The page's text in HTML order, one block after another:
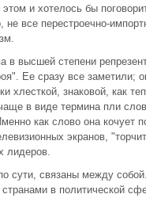
и хотелось бы
не все перестроечно-
в высшей степени
Ее сразу все заметили;
хлесткой, знаковой, как
в виде термина пли
как слово она кочует
экранов,
лидеров.
сути, связаны между
в политической